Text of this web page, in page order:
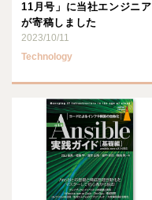
11月号」に当社エンジニア
が寄稿しました
2023/10/11
Technology